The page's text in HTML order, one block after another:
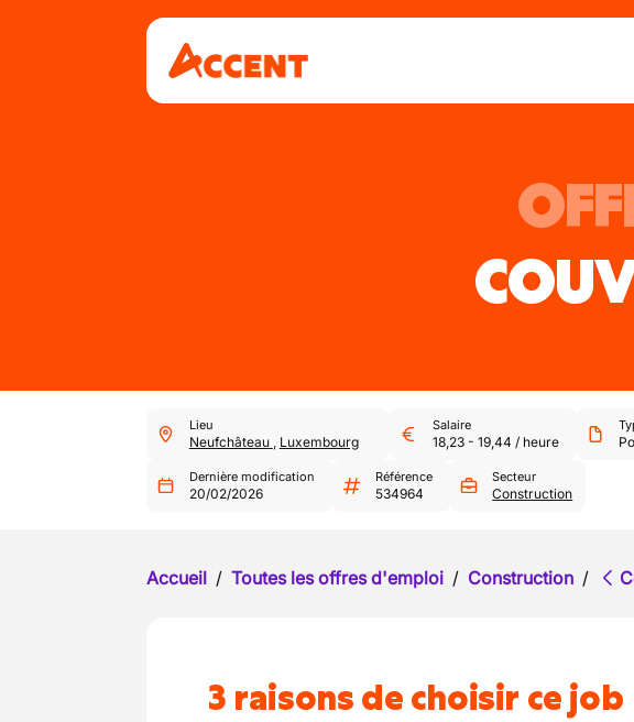
Lieu
Neufchâteau , Luxembourg
Salaire
18,23- 19,44 / heure
Dernière modification
20/02/2026
Référence
534964
Secteur
Construction
Accueil / Toutes les offres d'emploi / Construction /
3 raisons de choisir ce job